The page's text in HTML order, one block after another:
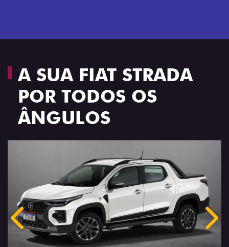
A SUA FIAT STRADA
POR TODOS OS
ÂNGULOS
Anterior